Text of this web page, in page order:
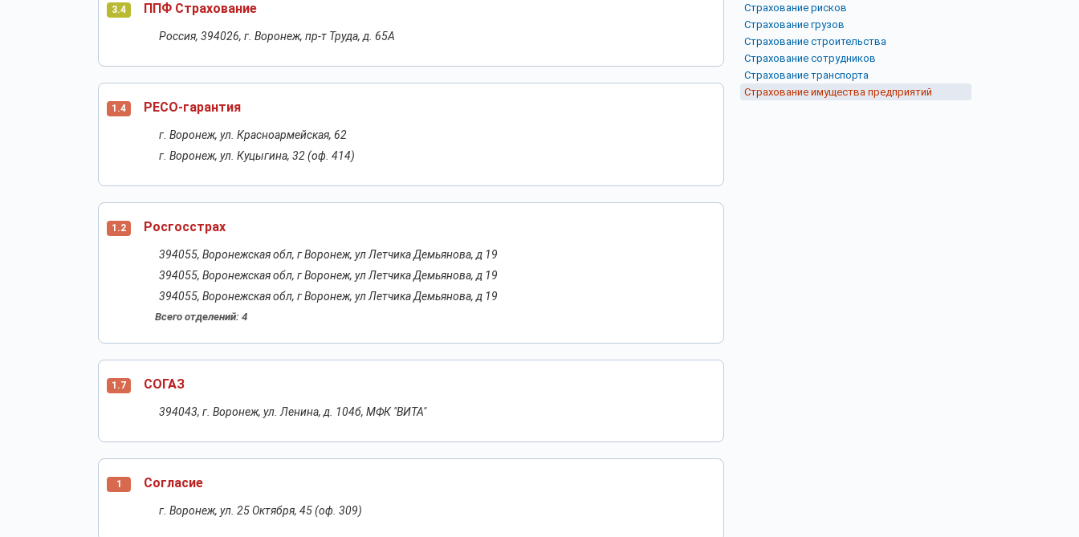
3.4 ППФ Страхование
Россия, 394026, г. Воронеж, пр-т Труда, д. 65A
1.4 РЕСО-гарантия
г. Воронеж, ул. Красноармейская, 62
г. Воронеж, ул. Куцыгина, 32 (оф. 414)
1.2 Росгосстрах
394055, Воронежская обл, г Воронеж, ул Летчика Демьянова, д 19
394055, Воронежская обл, г Воронеж, ул Летчика Демьянова, д 19
394055, Воронежская обл, г Воронеж, ул Летчика Демьянова, д 19
Всего отделений: 4
1.7 СОГАЗ
394043, г. Воронеж, ул. Ленина, д. 104б, МФК "ВИТА"
1 Согласие
г. Воронеж, ул. 25 Октября, 45 (оф. 309)
Страхование рисков
Страхование грузов
Страхование строительства
Страхование сотрудников
Страхование транспорта
Страхование имущества предприятий